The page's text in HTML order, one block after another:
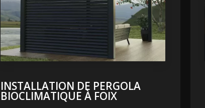
INSTALLATION DE PERGOLA
BIOCLIMATIQUE À FOIX